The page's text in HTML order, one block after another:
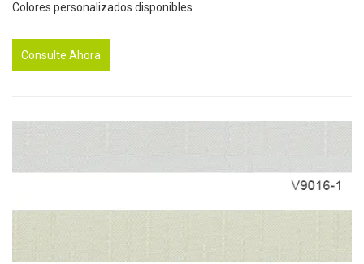
Colores personalizados disponibles
Consulte Ahora